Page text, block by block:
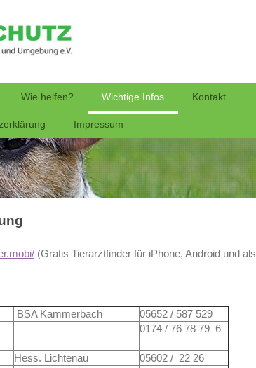
Wie helfen? Wichtige Infos Kontakt
Impressum
(Gratis Tierarztfinder für iPhone, Android und als
BSA Kammerbach
05652 / 587 529
0174 / 76 78 79 6
Hess. Lichtenau 05602 / 22 26